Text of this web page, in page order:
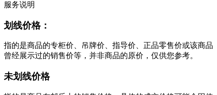
服务说明
划线价格：
指的是商品的专柜价、吊牌价、指导价、正品零售价或该商品
曾经展示过的销售价等，并非商品的原价，仅供您参考。
未划线价格